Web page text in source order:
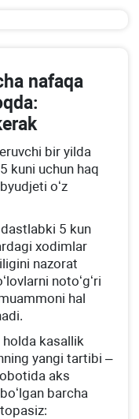
nafaqa
bir yilda
kuni uchun haq
oʻz
5 kun
хodimlar
nazorat
notoʻgʻri
hal
kasallik
yangi tartibi –
aks
barcha